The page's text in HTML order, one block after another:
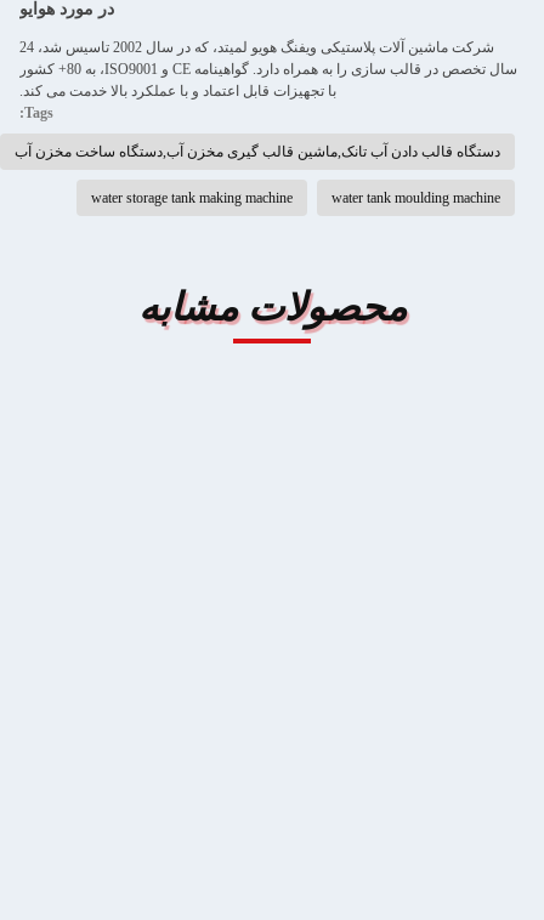
در مورد هوايو
شرکت ماشین آلات پلاستیکی ویفنگ هویو لمیتد، که در سال 2002 تاسیس شد، 24
سال تخصص در قالب سازی را به همراه دارد. گواهینامه CE و ISO9001، به 80+ کشور
با تجهیزات قابل اعتماد و با عملکرد بالا خدمت می کند.
Tags:
دستگاه قالب دادن آب تانک,ماشین قالب گیری مخزن آب,دستگاه ساخت مخزن آب
water tank moulding machine
water storage tank making machine
محصولات مشابه